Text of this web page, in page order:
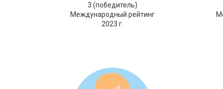
3 (победитель)
Международный рейтинг
2023 г.